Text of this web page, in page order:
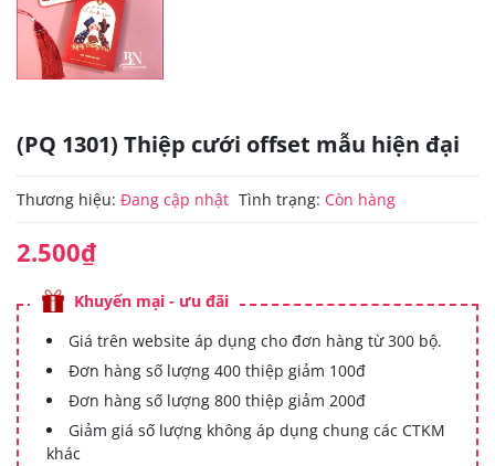
(PQ 1301) Thiệp cưới offset mẫu hiện đại
Thương hiệu: Đang cập nhật Tình trạng: Còn hàng
2.500₫
Khuyến mại - ưu đãi
Giá trên website áp dụng cho đơn hàng từ 300 bộ.
Đơn hàng số lượng 400 thiệp giảm 100đ
Đơn hàng số lượng 800 thiệp giảm 200đ
Giảm giá số lượng không áp dụng chung các CTKM
khác